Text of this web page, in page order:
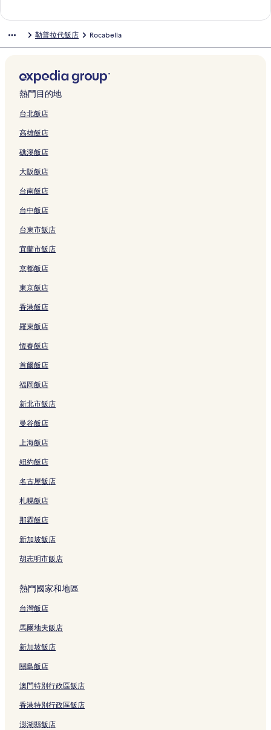
結
的
的
h
a
u
t
i
u
T
e
r
r
c
,
a
S
t
o
n
'
T
h
r
o
F
o
m
t
h
e
s
a
連
結
e
o
u
l
o
C
n
t
r
e
a
e
的
連
結
r
o
u
l
o
–
o
u
t
i
u
H
ô
t
e
l
的
結
u
r
s
E
c
l
d
g
e
,
u
i
o
C
o
l
l
c
i
o
n
b
H
l
t
o
n
的
連
的
a
的
連
結
e
連
結
ô
l
的
連
結
a
é
的
連
結
T
l
o
n
C
n
r
e
G
a
e
連
結
-
C
h
a
t
l
e
r
-
T
u
o
n
O
u
e
s
的
結
&
t
y
T
o
l
n
的
連
結
a
r
C
h
a
b
e
s
D
'
ô
e
s
d
e
C
h
r
e
的
連
結
勒普拉代飯店 Rocabella
熱門目的地
台北飯店
高雄飯店
礁溪飯店
大阪飯店
台南飯店
台中飯店
台東市飯店
宜蘭市飯店
京都飯店
東京飯店
香港飯店
羅東飯店
恆春飯店
首爾飯店
福岡飯店
新北市飯店
曼谷飯店
上海飯店
紐約飯店
名古屋飯店
札幌飯店
那霸飯店
新加坡飯店
胡志明市飯店
熱門國家和地區
台灣飯店
馬爾地夫飯店
新加坡飯店
關島飯店
澳門特別行政區飯店
香港特別行政區飯店
澎湖縣飯店